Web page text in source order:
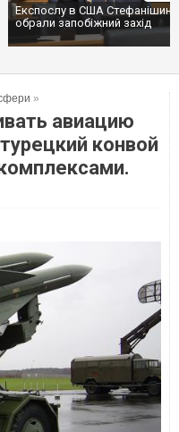
Експослу в США
обрали запобіжний захід
»
авиацию
конвой